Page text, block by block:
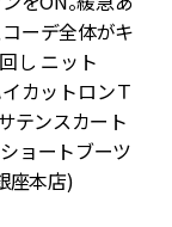
ーデ全体がキ
し ニット
カットロンＴ
テンスカート
ョートブーツ
座本店)